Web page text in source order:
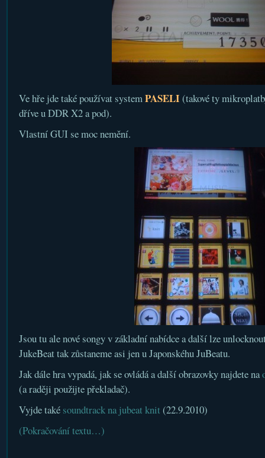
Ve hře jde také používat systemPASELI(takové ty
dříve u DDR X2 a pod).
Vlastní GUI se moc nemění.
Jsou tu ale nové songy v základní nabídce a další lze
JukeBeat tak zůstaneme asi jen u Japonskéhu JuBeatu.
Jak dále hra vypadá, jak se ovládá a další obrazovky najdete na
(a raději použijte překladač).
Vyjde také soundtrack na jubeat knit (22.9.2010)
(Pokračování textu…)